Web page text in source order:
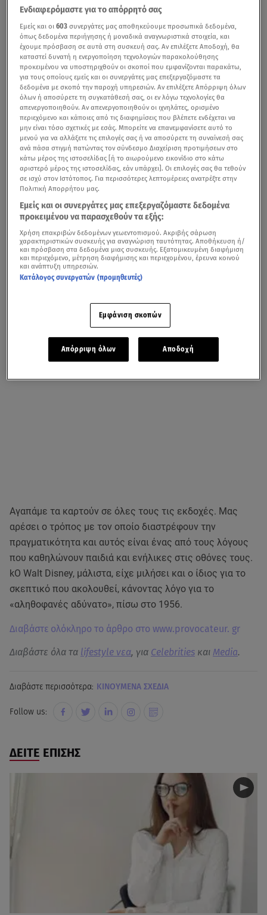
Αγαπάμε τα καρτούν σε όλες τους τις εκδοχές. Μας
αρέσει ο τρόπος με τον οποίο διαστρέφουν την
πραγματικότητα και αυτός είναι ένας από τους λόγους
που καθηλώνουν παιδιά και ενήλικες στις οθόνες τους.
kΟ Walt Disney, μάλιστα, είχε μιλήσει και ο ίδιος για το
σκεπτικό που ακολουθεί, κάνοντας λόγο για το
«αληθοφανές αδύνατο», πίσω στο 1956.
Διαβάστε ολόκληρο το άρθρο στο www.provocateur. gr
Διαβάστε όλα τα lifestyle νεα, για Celebrities και Media.
Διαβάστε περισσότερα: ΚΙΝΟΥΜΕΝΑ ΣΧΕΔΙΑ
Follow us:
ΔΕΙΤΕ ΕΠΙΣΗΣ
Ενδιαφερόμαστε για το απόρρητό σας
Εμείς και οι603 συνεργάτες μας αποθηκεύουμε προσωπικά δεδομένα,
όπως δεδομένα περιήγησης ή μοναδικά αναγνωριστικά στοιχεία, και
έχουμε πρόσβαση σε αυτά στη συσκευή σας. Αν επιλέξετε Αποδοχή, θα
καταστεί δυνατή η ενεργοποίηση τεχνολογιών παρακολούθησης
προκειμένου να υποστηριχθούν οι σκοποί που εμφανίζονται παρακάτω,
για τους οποίους εμείς και οι συνεργάτες μας επεξεργαζόμαστε τα
δεδομένα με σκοπό την παροχή υπηρεσιών. Αν επιλέξετε Απόρριψη όλων
όλων ή αποσύρετε τη συγκατάθεσή σας, οι εν λόγω τεχνολογίες θα
απενεργοποιηθούν. Αν απενεργοποιηθούν οι ιχνηλάτες, ορισμένο
περιεχόμενο και κάποιες από τις διαφημίσεις που βλέπετε ενδέχεται να
μην είναι τόσο σχετικές με εσάς. Μπορείτε να επανεμφανίσετε αυτό το
μενού για να αλλάξετε τις επιλογές σας ή να αποσύρετε τη συναίνεσή σας
ανά πάσα στιγμή πατώντας τον σύνδεσμο Διαχείριση προτιμήσεων στο
κάτω μέρος της ιστοσελίδας [ή το αιωρούμενο εικονίδιο στο κάτω
αριστερό μέρος της ιστοσελίδας, εάν υπάρχει]. Οι επιλογές σας θα τεθούν
σε ισχύ στον Ιστότοπος. Για περισσότερες λεπτομέρειες ανατρέξτε στην
Πολιτική Απορρήτου μας.
Εμείς και οι συνεργάτες μας επεξεργαζόμαστε δεδομένα
προκειμένου να παρασχεθούν τα εξής:
Χρήση επακριβών δεδομένων γεωεντοπισμού. Ακριβής σάρωση
χαρακτηριστικών συσκευής για αναγνώριση ταυτότητας. Αποθήκευση ή/
και πρόσβαση στα δεδομένα μιας συσκευής. Εξατομικευμένη διαφήμιση
και περιεχόμενο, μέτρηση διαφήμισης και περιεχομένου, έρευνα κοινού
και ανάπτυξη υπηρεσιών.
Κατάλογος συνεργατών (προμηθευτές)
Εμφάνιση σκοπών
Απόρριψη όλων Αποδοχή